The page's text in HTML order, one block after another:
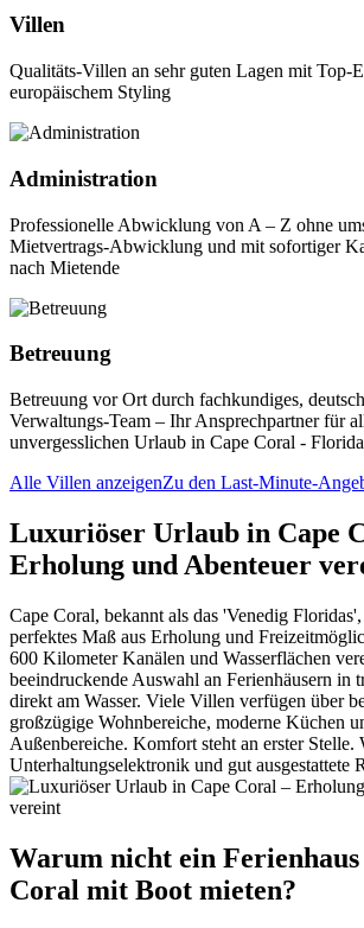
Villen
Qualitäts-Villen an sehr guten Lagen mit Top-
europäischem Styling
Administration
Professionelle Abwicklung von A – Z ohne
Mietvertrags-Abwicklung und mit sofortiger
nach Mietende
Betreuung
Betreuung vor Ort durch fachkundiges,
Verwaltungs-Team – Ihr Ansprechpartner für
unvergesslichen Urlaub in Cape Coral - Florida
Alle Villen anzeigenZu den Last-Minute-
Luxuriöser Urlaub in Cape
Erholung und Abenteuer
Cape Coral, bekannt als das 'Venedig
perfektes Maß aus Erholung und
600 Kilometer Kanälen und Wasserflächen
beeindruckende Auswahl an Ferienhäusern in
direkt am Wasser. Viele Villen verfügen über
großzügige Wohnbereiche, moderne Küchen
Außenbereiche. Komfort steht an erster
Unterhaltungselektronik und gut ausgestattete
Warum nicht ein Ferienhaus
Coral mit Boot mieten?